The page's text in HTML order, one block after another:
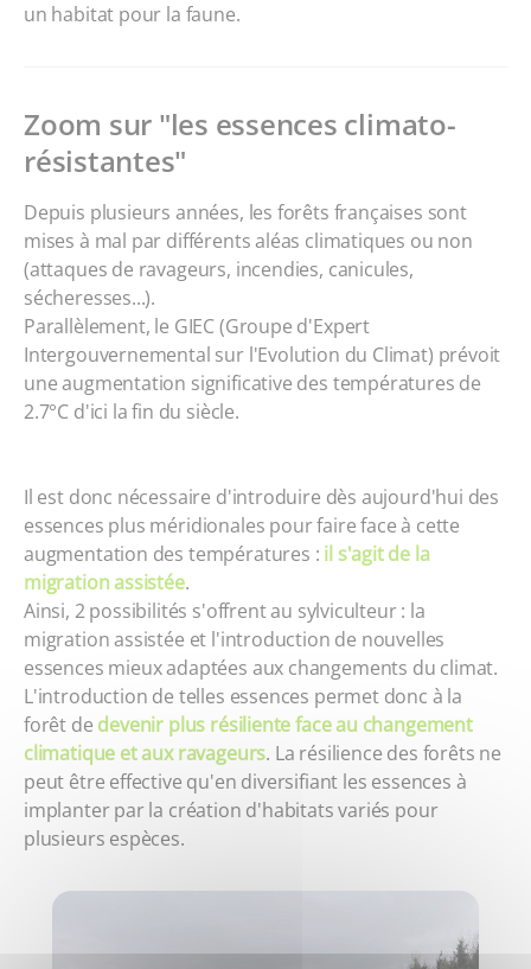
un habitat pour la faune.
Zoom sur "les essences climato-
résistantes"
Depuis plusieurs années, les forêts françaises sont
mises à mal par différents aléas climatiques ou non
(attaques de ravageurs, incendies, canicules,
sécheresses...).
Parallèlement, le GIEC (Groupe d'Expert
Intergouvernemental sur l'Evolution du Climat) prévoit
une augmentation significative des températures de
2.7°C d'ici la fin du siècle.
Il est donc nécessaire d'introduire dès aujourd'hui des
essences plus méridionales pour faire face à cette
augmentation des températures : il s'agit de la
migration assistée.
Ainsi, 2 possibilités s'offrent au sylviculteur : la
migration assistée et l'introduction de nouvelles
essences mieux adaptées aux changements du climat.
L'introduction de telles essences permet donc à la
forêt de devenir plus résiliente face au changement
climatique et aux ravageurs. La résilience des forêts ne
peut être effective qu'en diversifiant les essences à
implanter par la création d'habitats variés pour
plusieurs espèces.